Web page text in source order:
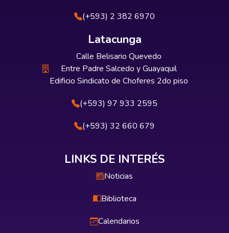
(+593) 2 382 6970
Latacunga
Calle Belisario Quevedo
Entre Padre Salcedo y Guayaquil
Edificio Sindicato de Choferes 2do piso
(+593) 97 933 2595
(+593) 32 660 679
LINKS DE INTERÉS
Noticias
Biblioteca
Calendarios